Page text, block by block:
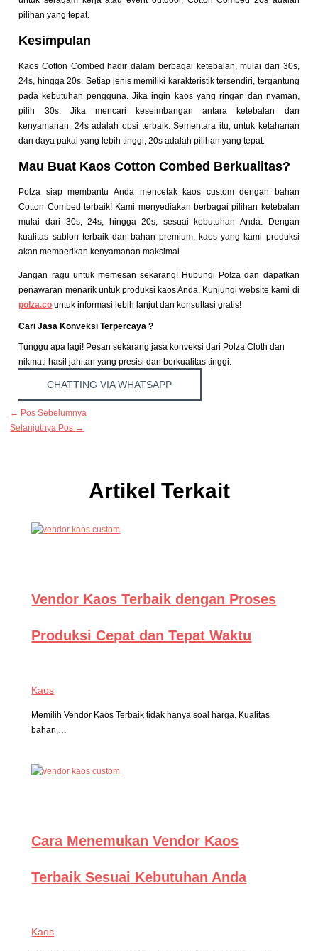
pilihan yang tepat.
Kesimpulan
Kaos Cotton Combed hadir dalam berbagai ketebalan, mulai dari 30s,
24s, hingga 20s. Setiap jenis memiliki karakteristik tersendiri, tergantung
pada kebutuhan pengguna. Jika ingin kaos yang ringan dan nyaman,
pilih 30s. Jika mencari keseimbangan antara ketebalan dan
kenyamanan, 24s adalah opsi terbaik. Sementara itu, untuk ketahanan
dan daya pakai yang lebih tinggi, 20s adalah pilihan yang tepat.
Mau Buat Kaos Cotton Combed Berkualitas?
Polza siap membantu Anda mencetak kaos custom dengan bahan
Cotton Combed terbaik! Kami menyediakan berbagai pilihan ketebalan
mulai dari 30s, 24s, hingga 20s, sesuai kebutuhan Anda. Dengan
kualitas sablon terbaik dan bahan premium, kaos yang kami produksi
akan memberikan kenyamanan maksimal.
Jangan ragu untuk memesan sekarang! Hubungi Polza dan dapatkan
penawaran menarik untuk produksi kaos Anda. Kunjungi website kami di
polza.co untuk informasi lebih lanjut dan konsultasi gratis!
Cari Jasa Konveksi Terpercaya ?
Tunggu apa lagi! Pesan sekarang jasa konveksi dari Polza Cloth dan
nikmati hasil jahitan yang presisi dan berkualitas tinggi.
CHATTING VIA WHATSAPP
← Pos Sebelumnya
Selanjutnya Pos →
Artikel Terkait
Vendor Kaos Terbaik dengan Proses
Produksi Cepat dan Tepat Waktu
Kaos
Memilih Vendor Kaos Terbaik tidak hanya soal harga. Kualitas
bahan,…
Cara Menemukan Vendor Kaos
Terbaik Sesuai Kebutuhan Anda
Kaos